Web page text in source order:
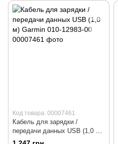
Код товара: 00007461
Кабель для зарядки /
передачи данных USB (1,0 м)
Garmin 010-12983-00